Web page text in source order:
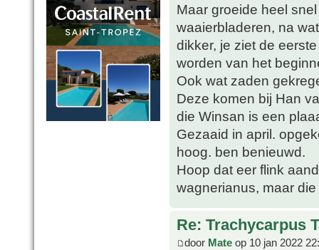
Maar groeide heel
waaierbladeren, na
dikker, je ziet de
worden van het
Ook wat zaden
Deze komen bij Han
die Winsan is een
Gezaaid in april.
hoog. ben benieuwd.
Hoop dat eer flink
wagnerianus, maar
Re: Trachycarpus
door Mate op 10 jan 2022